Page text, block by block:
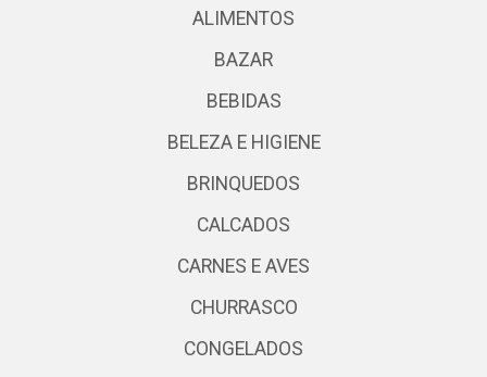
ALIMENTOS
BAZAR
BEBIDAS
BELEZA E HIGIENE
BRINQUEDOS
CALCADOS
CARNES E AVES
CHURRASCO
CONGELADOS